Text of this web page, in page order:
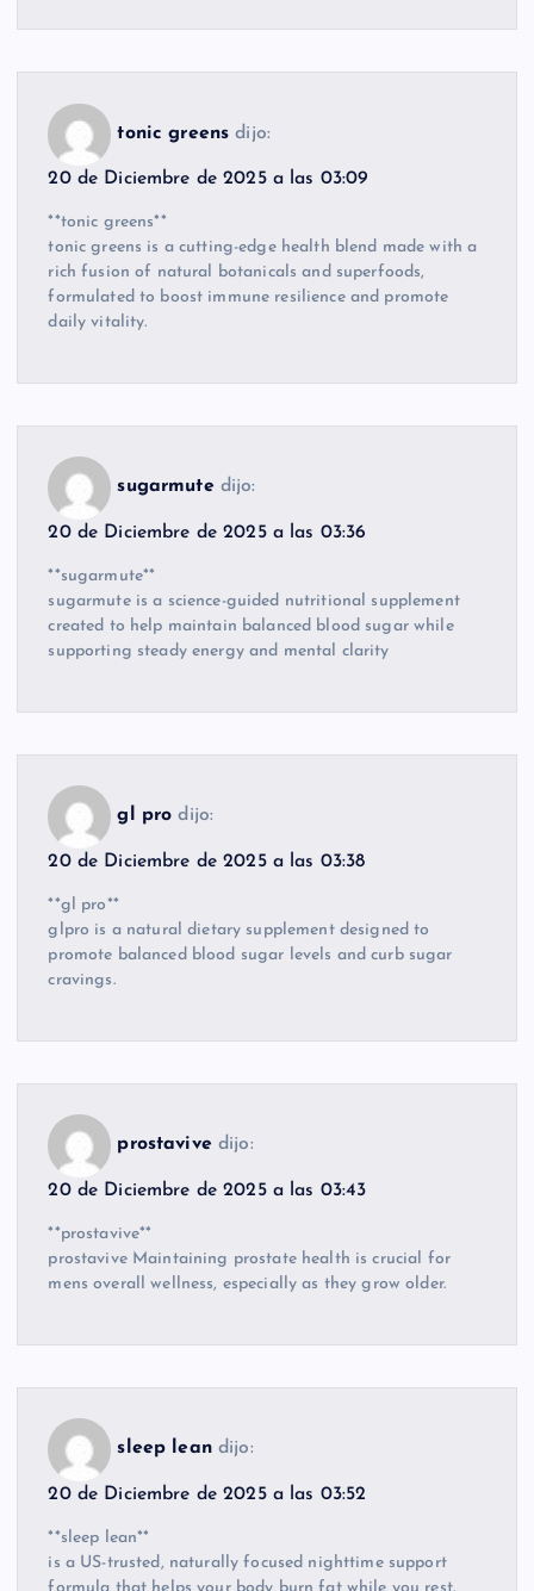
tonic greens dijo:
20 de Diciembre de 2025 a las 03:09
**tonic greens**
tonic greens is a cutting-edge health blend made with a
rich fusion of natural botanicals and superfoods,
formulated to boost immune resilience and promote
daily vitality.
sugarmute dijo:
20 de Diciembre de 2025 a las 03:36
**sugarmute**
sugarmute is a science-guided nutritional supplement
created to help maintain balanced blood sugar while
supporting steady energy and mental clarity
gl pro dijo:
20 de Diciembre de 2025 a las 03:38
**gl pro**
glpro is a natural dietary supplement designed to
promote balanced blood sugar levels and curb sugar
cravings.
prostavive dijo:
20 de Diciembre de 2025 a las 03:43
**prostavive**
prostavive Maintaining prostate health is crucial for
mens overall wellness, especially as they grow older.
sleep lean dijo:
20 de Diciembre de 2025 a las 03:52
**sleep lean**
is a US-trusted, naturally focused nighttime support